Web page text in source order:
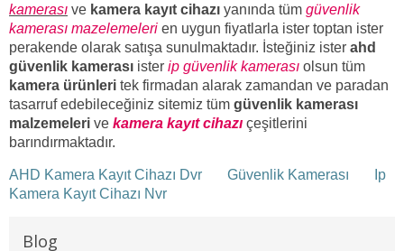
kamerası ve kamera kayıt cihazı yanında tüm güvenlik
kamerası mazelemeleri en uygun fiyatlarla ister toptan ister
perakende olarak satışa sunulmaktadır. İsteğiniz ister ahd
güvenlik kamerası ister ip güvenlik kamerası olsun tüm
kamera ürünleri tek firmadan alarak zamandan ve paradan
tasarruf edebileceğiniz sitemiz tüm güvenlik kamerası
malzemeleri ve kamera kayıt cihazı çeşitlerini
barındırmaktadır.
AHD Kamera Kayıt Cihazı Dvr Güvenlik Kamerası
Ip
Kamera Kayıt Cihazı Nvr
Blog